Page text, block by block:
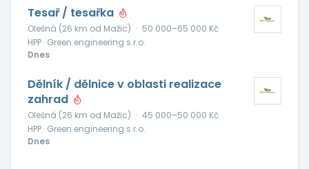
Tesař / tesařka
Olešná (26 km od Mažic) · 50 000–65 000 Kč
HPP · Green engineering s.r.o.
Dnes
Dělník / dělnice v oblasti realizace
zahrad
Olešná (26 km od Mažic) · 45 000–50 000 Kč
HPP · Green engineering s.r.o.
Dnes